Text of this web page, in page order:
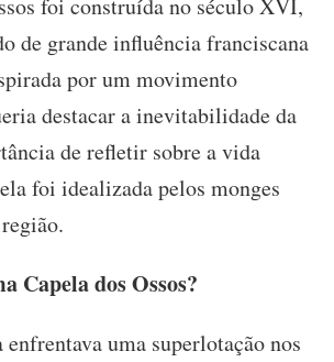
de grande influência franciscana
por um movimento
destacar a inevitabilidade da
de refletir sobre a vida
foi idealizada pelos monges
Capela dos Ossos?
enfrentava uma superlotação nos